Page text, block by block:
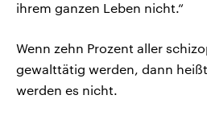
ihrem ganzen Leben nicht.“
Wenn zehn Prozent aller
gewalttätig werden, dann
werden es nicht.